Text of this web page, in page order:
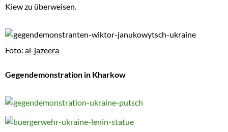
Kiew zu überweisen.
Foto: al-jazeera
Gegendemonstration in Kharkow